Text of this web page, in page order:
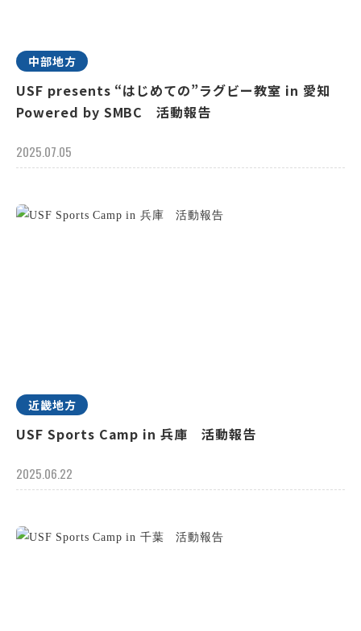
中部地方
USF presents “はじめての”ラグビー教室 in 愛知
Powered by SMBC 活動報告
2025.07.05
近畿地方
USF Sports Camp in 兵庫 活動報告
2025.06.22